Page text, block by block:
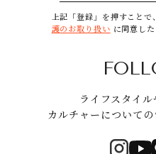
上記「登録」を押すことで
護のお取り扱い に同意し
ライフスタイル
カルチャーについて